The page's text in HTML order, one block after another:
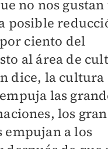
no nos
posible
ciento del
al área de
dice, la cultura
las
los
empujan a los